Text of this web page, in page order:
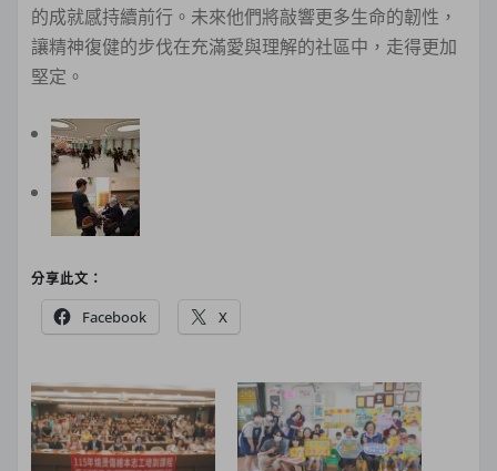
的成就感持續前行。未來他們將敲響更多生命的韌性，
讓精神復健的步伐在充滿愛與理解的社區中，走得更加
堅定。
分享此文：
Facebook X